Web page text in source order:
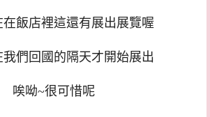
在飯店裡這還有展出展覽喔
們回國的隔天才開始展出
唉呦~很可惜呢